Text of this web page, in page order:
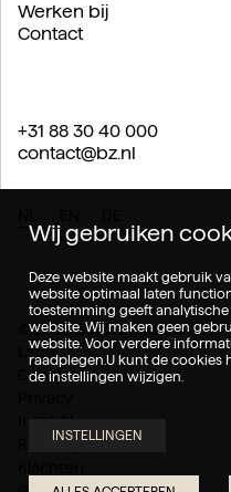
Wij gebruiken
Deze website maakt gebruik
website optimaal laten
toestemming geeft
website. Wij maken geen
website. Voor verdere
raadplegen.U kunt de cookies
de instellingen wijzigen.
INSTELLINGEN
Werken bij
Contact
+31 88 30 40 000
contact@bz.nl
© 2026 Boels Zanders.
Legal
Cookies
Inzet AI
Rechtsgebieden